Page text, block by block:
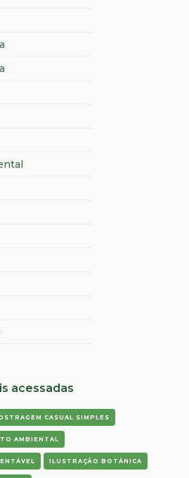
acessadas
CASUAL SIMPLES
AMBIENTAL
ILUSTRAÇÃO BOTÂNICA